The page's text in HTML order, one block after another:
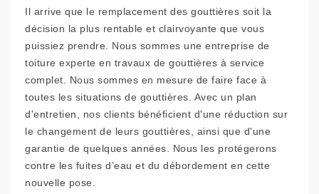
Il arrive que le remplacement des gouttières soit la
décision la plus rentable et clairvoyante que vous
puissiez prendre. Nous sommes une entreprise de
toiture experte en travaux de gouttières à service
complet. Nous sommes en mesure de faire face à
toutes les situations de gouttières. Avec un plan
d'entretien, nos clients bénéficient d'une réduction sur
le changement de leurs gouttières, ainsi que d'une
garantie de quelques années. Nous les protégerons
contre les fuites d’eau et du débordement en cette
nouvelle pose.